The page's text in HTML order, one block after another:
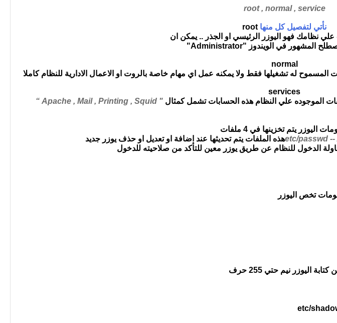
root , normal , service
نأتي لتفصيل كل منها root
نظامك فهو اليوزر الرئيسي او الجذر .. يمكن ان
المشهور في الويندوز "Administrator
"
normal
المسموح له تشغيلها فقط ولا يمكنه عمل اي مهام خاصة بالروت او الاعمال الادارية للنظام كاملا
services
الموجوده علي النظام هذه الحسابات تشمل كمثال " Apache , Mail , Printing , Squid “
اليوزر يتم تخزينها في 4 ملفات
هذه الملفات يتم تحديثها عند اضافة او تعديل او حذف يوزر جديد
الدخول للنظام عن طريق يوزر معين للتأكد من صلاحيته للدخول
تخص اليوزر
نيم حتي 255 حرف